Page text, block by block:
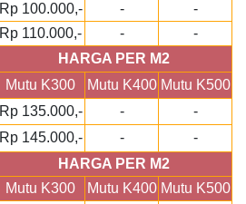
Rp 100.000,- -
-
Rp 110.000,- - -
HARGA PER M2
Mutu K300
Mutu K400 Mutu K500
Rp 135.000,- -
-
Rp 145.000,- - -
HARGA PER M2
Mutu K300
Mutu K400 Mutu K500